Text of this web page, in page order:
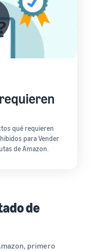
qué requieren
para Vender
de Amazon.
de
primero